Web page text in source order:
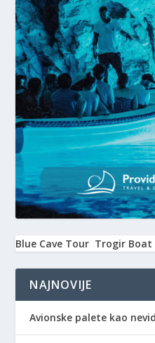
Blue Cave Tour Trogir Boat
NAJNOVIJE
Avionske palete kao